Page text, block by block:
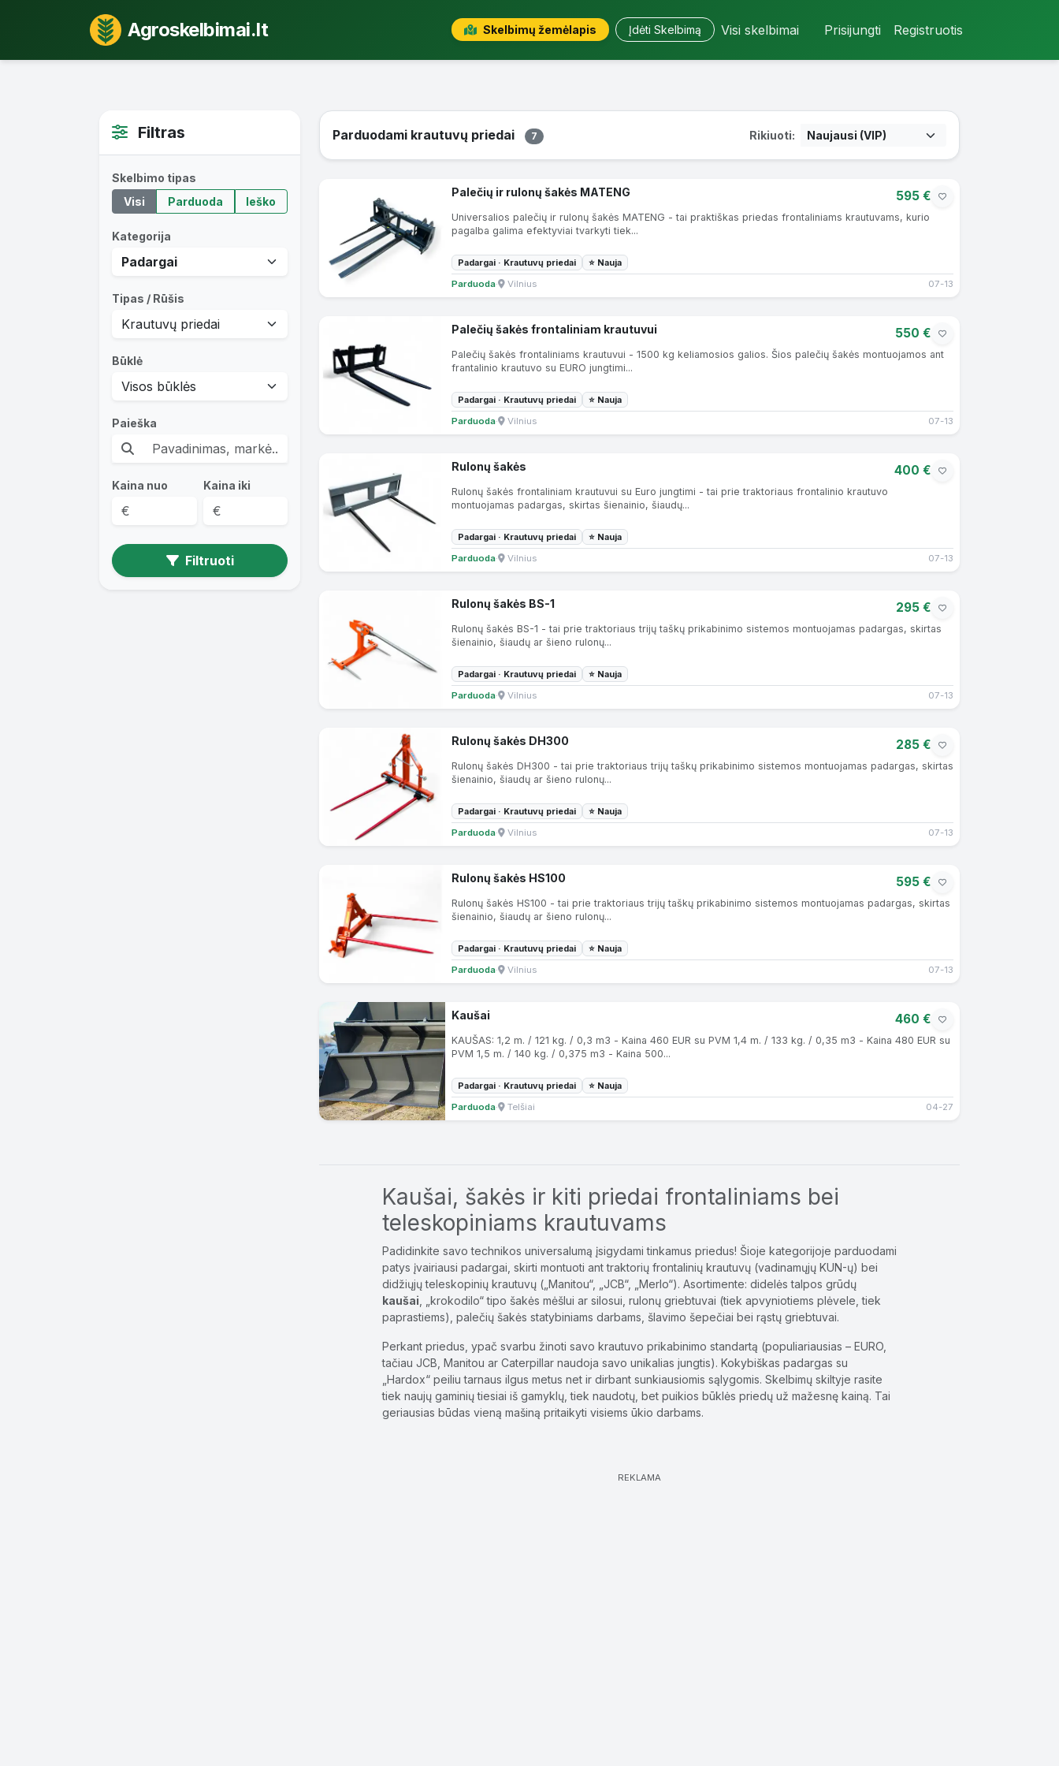
Agroskelbimai.lt Skelbimų žemėlapis Įdėti Skelbimą Visi skelbimai Prisijungti Registruotis
Filtras
Skelbimo tipas
Visi
Parduoda Ieško
Kategorija
Tipas / Rūšis
Būklė
Paieška
Kaina nuo Kaina iki
Filtruoti
Parduodami krautuvų priedai 7 Rikiuoti:
Palečių ir rulonų šakės MATENG 595 €
Universalios palečių ir rulonų šakės MATENG - tai praktiškas priedas frontaliniams krautuvams, kurio
pagalba galima efektyviai tvarkyti tiek...
Padargai · Krautuvų priedai
⭐ Nauja
Parduoda· Vilnius 07-13
Palečių šakės frontaliniam krautuvui 550 €
Palečių šakės frontaliniams krautuvui - 1500 kg keliamosios galios. Šios palečių šakės montuojamos ant
frantalinio krautuvo su EURO jungtimi...
Padargai · Krautuvų priedai
⭐ Nauja
Parduoda· Vilnius 07-13
Rulonų šakės 400 €
Rulonų šakės frontaliniam krautuvui su Euro jungtimi - tai prie traktoriaus frontalinio krautuvo
montuojamas padargas, skirtas šienainio, šiaudų...
Padargai · Krautuvų priedai
⭐ Nauja
Parduoda· Vilnius 07-13
Rulonų šakės BS-1 295 €
Rulonų šakės BS-1 - tai prie traktoriaus trijų taškų prikabinimo sistemos montuojamas padargas, skirtas
šienainio, šiaudų ar šieno rulonų...
Padargai · Krautuvų priedai
⭐ Nauja
Parduoda· Vilnius 07-13
Rulonų šakės DH300 285 €
Rulonų šakės DH300 - tai prie traktoriaus trijų taškų prikabinimo sistemos montuojamas padargas, skirtas
šienainio, šiaudų ar šieno rulonų...
Padargai · Krautuvų priedai
⭐ Nauja
Parduoda· Vilnius 07-13
Rulonų šakės HS100 595 €
Rulonų šakės HS100 - tai prie traktoriaus trijų taškų prikabinimo sistemos montuojamas padargas, skirtas
šienainio, šiaudų ar šieno rulonų...
Padargai · Krautuvų priedai
⭐ Nauja
Parduoda· Vilnius 07-13
Kaušai 460 €
KAUŠAS: 1,2 m. / 121 kg. / 0,3 m3 - Kaina 460 EUR su PVM 1,4 m. / 133 kg. / 0,35 m3 - Kaina 480 EUR su
PVM 1,5 m. / 140 kg. / 0,375 m3 - Kaina 500...
Padargai · Krautuvų priedai
⭐ Nauja
Parduoda· Telšiai 04-27
Kaušai, šakės ir kiti priedai frontaliniams bei
teleskopiniams krautuvams
Padidinkite savo technikos universalumą įsigydami tinkamus priedus! Šioje kategorijoje parduodami
patys įvairiausi padargai, skirti montuoti ant traktorių frontalinių krautuvų (vadinamųjų KUN-ų) bei
didžiųjų teleskopinių krautuvų („Manitou“, „JCB“, „Merlo“). Asortimente: didelės talpos grūdų
kaušai , „krokodilo“ tipo šakės mėšlui ar silosui, rulonų griebtuvai (tiek apvyniotiems plėvele, tiek
paprastiems), palečių šakės statybiniams darbams, šlavimo šepečiai bei rąstų griebtuvai.
Perkant priedus, ypač svarbu žinoti savo krautuvo prikabinimo standartą (populiariausias – EURO,
tačiau JCB, Manitou ar Caterpillar naudoja savo unikalias jungtis). Kokybiškas padargas su
„Hardox“ peiliu tarnaus ilgus metus net ir dirbant sunkiausiomis sąlygomis. Skelbimų skiltyje rasite
tiek naujų gaminių tiesiai iš gamyklų, tiek naudotų, bet puikios būklės priedų už mažesnę kainą. Tai
geriausias būdas vieną mašiną pritaikyti visiems ūkio darbams.
REKLAMA